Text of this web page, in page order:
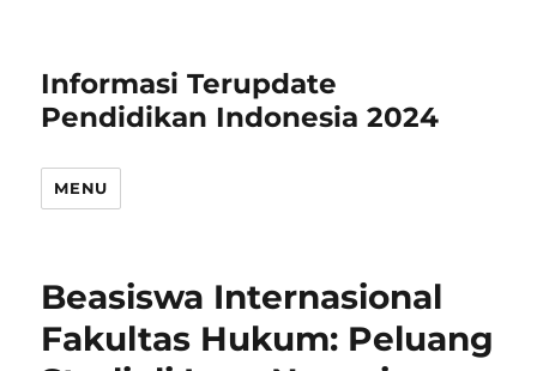
Informasi Terupdate
Pendidikan Indonesia 2024
MENU
Beasiswa Internasional
Fakultas Hukum: Peluang